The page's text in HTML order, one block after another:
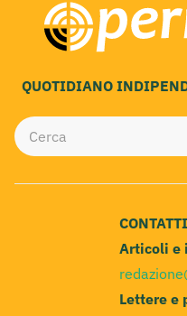
QUOTIDIANO
CONTATTI
Articoli e
Lettere e